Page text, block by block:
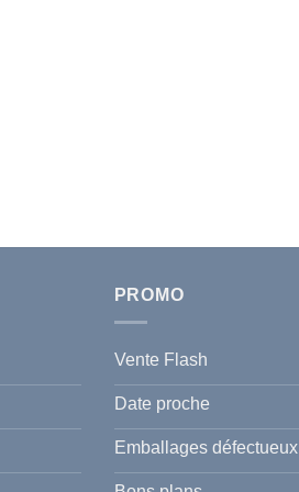
PROMO
Vente Flash
Date proche
Emballages défectueux